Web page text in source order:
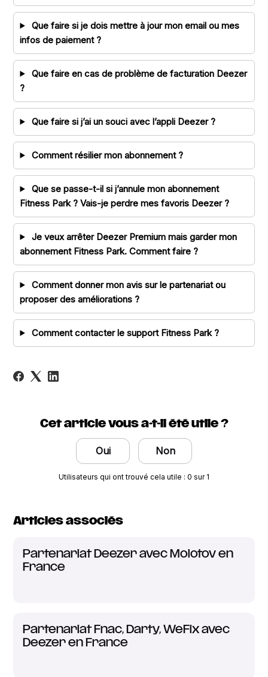
Que faire si je dois mettre à jour mon email ou mes
infos de paiement ?
Que faire en cas de problème de facturation Deezer
?
Que faire si j’ai un souci avec l’appli Deezer ?
Comment résilier mon abonnement ?
Que se passe-t-il si j’annule mon abonnement
Fitness Park ? Vais-je perdre mes favoris Deezer ?
Je veux arrêter Deezer Premium mais garder mon
abonnement Fitness Park. Comment faire ?
Comment donner mon avis sur le partenariat ou
proposer des améliorations ?
Comment contacter le support Fitness Park ?
Cet article vous a-t-il été utile ?
Oui Non
Utilisateurs qui ont trouvé cela utile : 0 sur 1
Articles associés
Partenariat Deezer avec Molotov en
France
Partenariat Fnac, Darty, WeFix avec
Deezer en France